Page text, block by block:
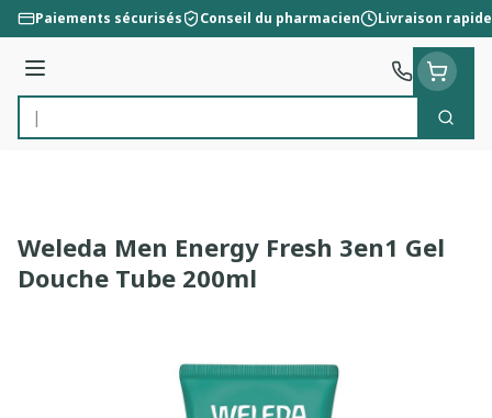
Aller au contenu
Paiements sécurisés Conseil du pharmacien Livraison rapide
Menu
Rechercher
Weleda Men Energy Fresh 3en1 Gel
Douche Tube 200ml